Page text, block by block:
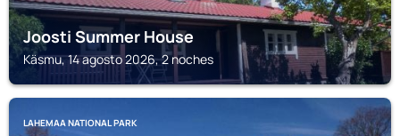
Joosti Summer House
Käsmu, 14 agosto 2026, 2 noches
LAHEMAA NATIONAL PARK